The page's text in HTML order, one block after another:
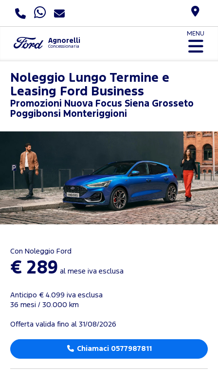
Agnorelli
Concessionaria
MENU
Noleggio Lungo Termine e
Leasing Ford Business
Promozioni Nuova Focus Siena Grosseto
Poggibonsi Monteriggioni
Con Noleggio Ford
€ 289 al mese iva esclusa
Anticipo € 4.099 iva esclusa
36 mesi / 30.000 km
Offerta valida fino al 31/08/2026
Chiamaci 0577987811